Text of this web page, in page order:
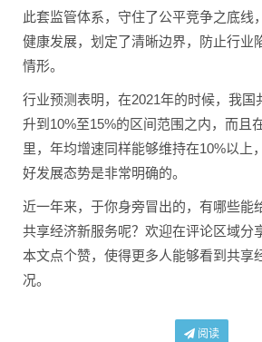
此套监管体系，守住了公平竞争之底线
健康发展，划定了清晰边界，防止行业
情形。
行业预测表明，在2021年的时候，我国
升到10%至15%的区间范围之内，而且
里，年均增速同样能够维持在10%以上
好发展态势是非常明确的。
近一年来，于你身旁冒出的，有哪些能
共享经济新服务呢？欢迎在评论区域分
本文点个赞，使得更多人能够看到共享
况。
阅读